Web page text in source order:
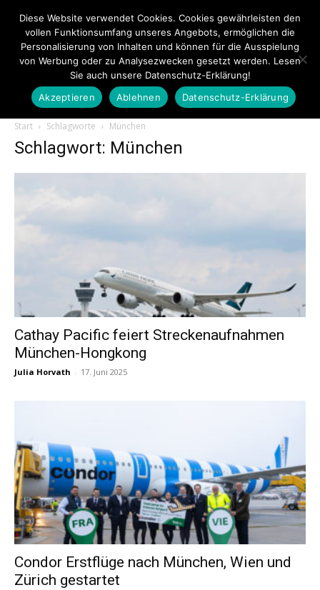
Touristiknews.de
und
Start Schlagworte München
Schlagwort: München
Cathay Pacific feiert Streckenaufnahmen
München-Hongkong
Julia Horvath - 17. Juni 2025
Condor Erstflüge nach München, Wien und
Zürich gestartet
Diese Website verwendet Cookies. Cookies gewährleisten den
vollen Funktionsumfang unseres Angebots, ermöglichen die
Personalisierung von Inhalten und können für die Ausspielung
von Werbung oder zu Analysezwecken gesetzt werden. Lesen
Sie auch unsere Datenschutz-Erklärung!
Akzeptieren
Ablehnen Datenschutz-Erklärung